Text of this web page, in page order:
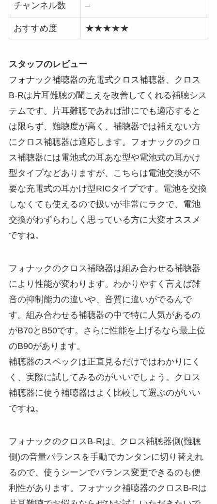
チャンネル数 –
おすすめ度 ★★★★★
スタッフのレビュー
フォナック補聴器の充電式クロス補聴器、クロス
B-Rは片耳難聴の聞こえを改善してくれる補聴シス
テムです。片耳難聴であれば誰にでも適応すると
は限らず、難聴度が高く、補聴器では補えない方
にクロス補聴器は適応します。フォナックのクロ
ス補聴器には電池式の耳あな型や電池式の耳かけ
型タイプなどありますが、こちらは電池交換が不
要な充電式の耳かけ型RICタイプです。電池を交換
しなくても使えるので扱いが非常にラクで、電池
交換がわずらわしく思っている方に大変オススメ
ですね。
フォナックのクロス補聴器は組み合わせる補聴器
により性能が変わります。わかりやすく言えば雑
音の抑制能力の違いや、音質に違いがでるんで
す。組み合わせる補聴器の中で特に人気があるの
がB70とB50です。さらに性能を上げるなら最上位
のB90があります。
補聴器のスペックは正直見るだけではわかりにく
く、実際に試してみるのがいいでしょう。クロス
補聴器に使う補聴器はよく比較して選ぶのがいい
ですね。
フォナックのクロスB-Rは、クロス補聴器側(難聴
側)の音量バランスを手動でカンタンに切り替えれ
るので、使うシーンでバランス変更できるのも便
利性があります。フォナック補聴器のクロスB-Rは